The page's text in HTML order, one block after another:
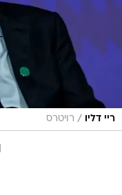
ריי דליו / רויטרס